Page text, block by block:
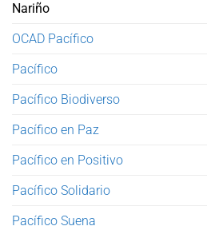
Nariño
OCAD Pacífico
Pacífico
Pacífico Biodiverso
Pacífico en Paz
Pacífico en Positivo
Pacífico Solidario
Pacífico Suena